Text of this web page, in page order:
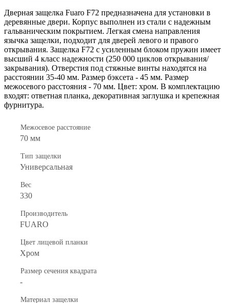
Дверная защелка Fuaro F72 предназначена для установки в
деревянные двери. Корпус выполнен из стали с надежным
гальваническим покрытием. Легкая смена направления
язычка защелки, подходит для дверей левого и правого
открывания. Защелка F72 с усиленным блоком пружин имеет
высший 4 класс надежности (250 000 циклов открывания/
закрывания). Отверстия под стяжные винты находятся на
расстоянии 35-40 мм. Размер бэксета - 45 мм. Размер
межосевого расстояния - 70 мм. Цвет: хром. В комплектацию
входят: ответная планка, декоративная заглушка и крепежная
фурнитура.
Межосевое расстояние
70 мм
Тип защелки
Универсальная
Вес
330
Производитель
FUARO
Цвет лицевой планки
Хром
Размер сечения квадрата
-
Материал защелки